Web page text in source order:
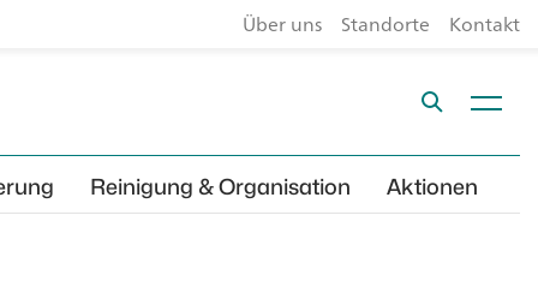
Über uns Standorte Kontakt
Reinigung & Organisation Aktionen